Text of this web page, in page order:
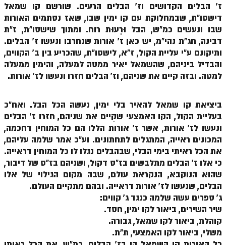
הזוהר הקדוש תרומה השקפה
הזוהר הקדוש תרומה מתקדמים
הזוהר הקדוש ספרא דצניעותא
הזוהר הקדוש תצווה השקפה
ספר הזוהר הקדוש כי תשא השקפה
ספר הזוהר הקדוש כי תשא מתקדמים
ספר הזוהר הקדוש ויקהל השקפה
ספר הזוהר הקדוש ויקהל מתקדמים
ספר הזוהר הקדוש פיקודי מתחילים
ספר הזוהר הקדוש פיקודי מתקדמים
ספר הזוהר – ויקרא
ספר הזוהר הקדוש זוהר ויקרא השקפה
ז' הבלים הקדושים וז' הבלים הרעים. שורשם קו שמאל
דישסו"ת, שבמחלוקת עם קו ימין שבו, שאז נסתמים האורות
שבו ונעשים כמ"ש, הבל וּרְעוּת רוח. ומתוך שישסו"ת, ז"ת
דבינה, חג"ת נהי"מ, יש כאן ז' אורות שנחרבו ונעשו ז' הבלים.
ותיקונם ע"י עליית הקול, ז"א, לישסו"ת, שהכריע בין ב' הקווים,
והבדיל ביניהם, שהשמאל יאיר ממטה למעלה, והימין ממעלה
למטה. ובזה קיים את שניהם, וז' הבלים חזרו ונעשו לז' אורות.
ביציאת קו שמאל להאיר בלי ימין, נעשה הכל הבל. ואח"כ
בעליית הקול, הקו האמצעי שקִיים את שניהם, חזרו ז' הבלים
ונעשו לז' אורות, אשר ז' אורות הללו הם כל המוחין דחכמה,
המכונים ראייה, המתגלים לתחתונים. וע"כ אמר שלמה עליהם,
את הכל ראיתי בימי הבלי, שבהבלים נגלו לו כל המוחין דראייה.
כי אלו ז' הבלים מתלבשים בז"ס דקול, ושניהם בז"ס של דיבור,
שהוא הנוקבא, הנקראת עולם, שבה מקום הגילוי של אלו
הבלים, שנעשו לז' אורות דראייה. ובהם מתקיים העולם.
ג' ספרים עשה שלמה כנגד ג' קווים:
שיר השירים, ביאור לקו ימין, חסד.
קוהלת, ביאור לקו שמאל, גבורה.
משלי, ביאור לקו האמצעי, ת"ת.